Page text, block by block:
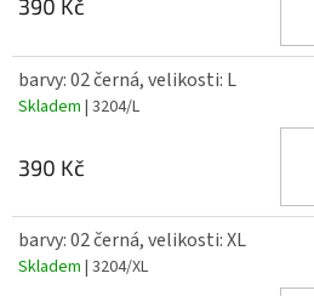
390 Kč
barvy: 02 černá, velikosti: L
Skladem | 3204/L
390 Kč
barvy: 02 černá, velikosti: XL
Skladem | 3204/XL